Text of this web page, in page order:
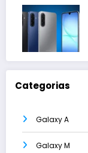
Categorias
Galaxy A
Galaxy M